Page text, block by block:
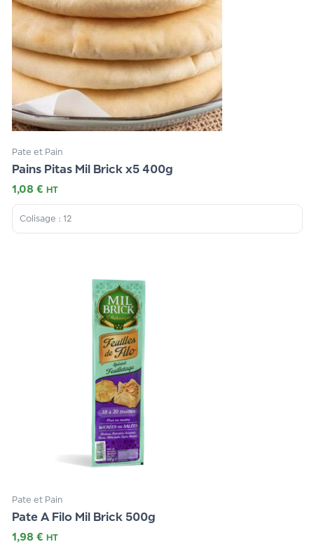
Pate et Pain
Pains Pitas Mil Brick x5 400g
1,08 € HT
Colisage : 12
Pate et Pain
Pate A Filo Mil Brick 500g
1,98 € HT